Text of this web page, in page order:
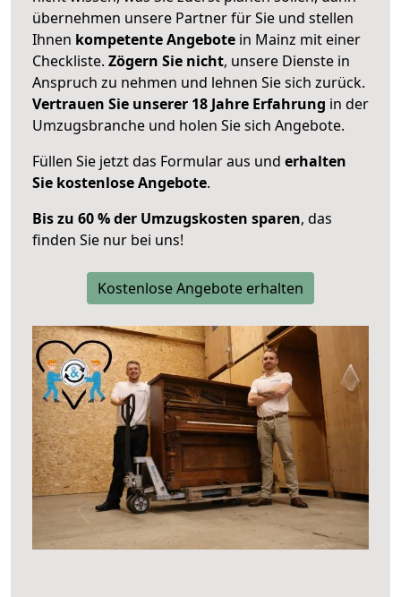
übernehmen unsere Partner für Sie und stellen
Ihnen kompetente Angebote in Mainz mit einer
Checkliste. Zögern Sie nicht, unsere Dienste in
Anspruch zu nehmen und lehnen Sie sich zurück.
Vertrauen Sie unserer 18 Jahre Erfahrung in der
Umzugsbranche und holen Sie sich Angebote.
Füllen Sie jetzt das Formular aus und erhalten
Sie kostenlose Angebote.
Bis zu 60 % der Umzugskosten sparen, das
finden Sie nur bei uns!
Kostenlose Angebote erhalten